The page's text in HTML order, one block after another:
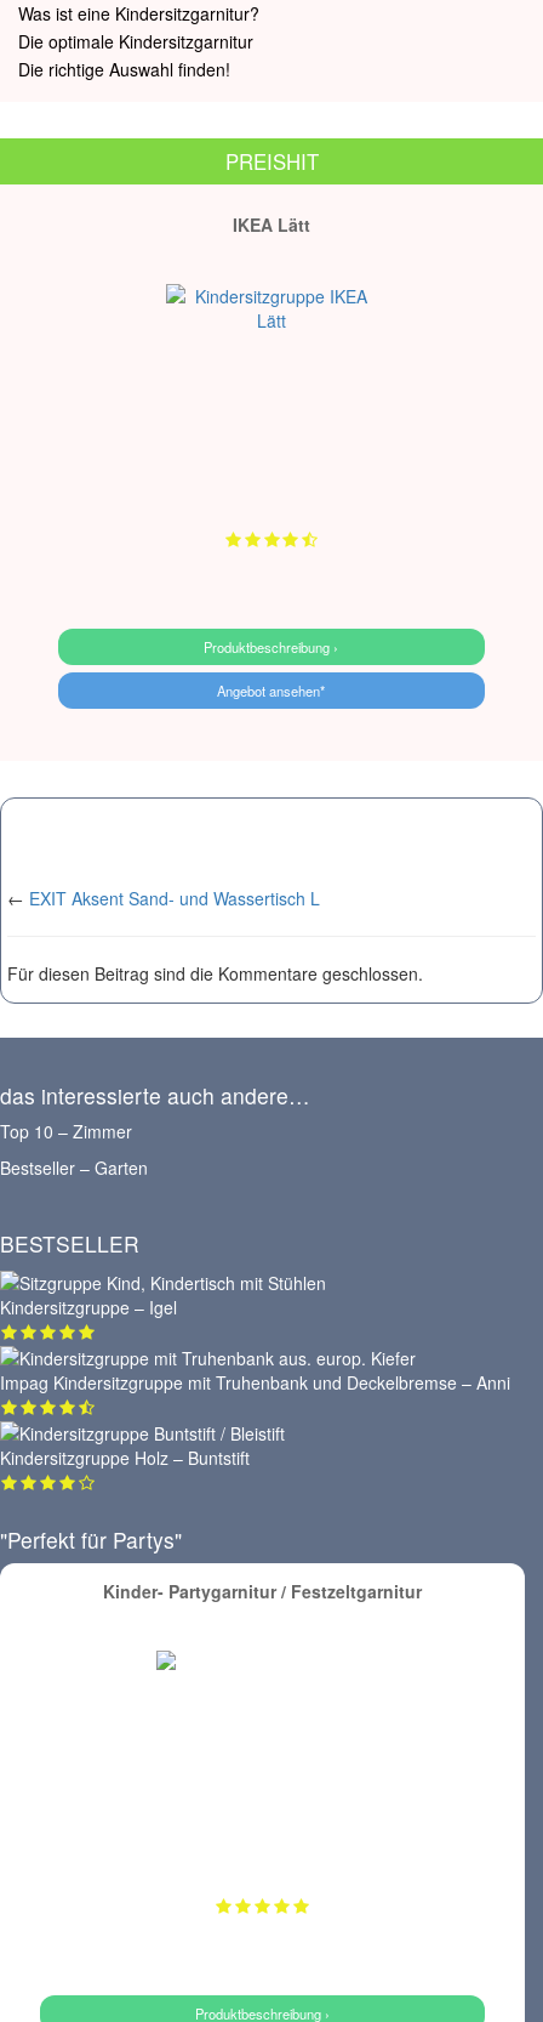
Was ist eine Kindersitzgarnitur?
Die optimale Kindersitzgarnitur
Die richtige Auswahl finden!
PREISHIT
IKEA Lätt
Produktbeschreibung ›
Angebot ansehen*
← EXIT Aksent Sand- und Wassertisch L
Für diesen Beitrag sind die Kommentare geschlossen.
das interessierte auch andere…
Top 10 – Zimmer
Bestseller – Garten
BESTSELLER
Kindersitzgruppe – Igel
Impag Kindersitzgruppe mit Truhenbank und Deckelbremse – Anni
Kindersitzgruppe Holz – Buntstift
"Perfekt für Partys"
Kinder- Partygarnitur / Festzeltgarnitur
Produktbeschreibung ›